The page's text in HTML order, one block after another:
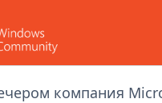
компания